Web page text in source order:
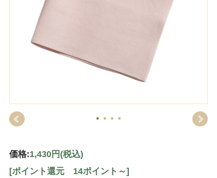
価格:1,430円 (税込)
[ポイント還元 14ポイント～]